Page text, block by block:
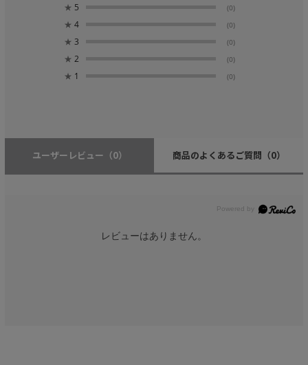
★ 5 (0)
★ 4 (0)
★ 3 (0)
★ 2 (0)
★ 1 (0)
ユーザーレビュー （0） 商品のよくあるご質問 （0）
レビューはありません。